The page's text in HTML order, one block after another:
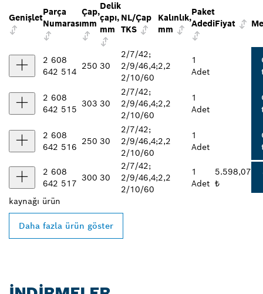
Genişlet
Parça
Numarası
Çap,
mm
Delik
çapı,
mm
NL/Çap
TKS
Kalınlık,
mm
Paket
AdediFiyat
2 608
642 514
250 30
2/7/42;
2/9/46,4;
2/10/60
2,2
1
Adet
2 608
642 515
303 30
2/7/42;
2/9/46,4;
2/10/60
2,2
1
Adet
2 608
642 516
250 30
2/7/42;
2/9/46,4;
2/10/60
2,2
1
Adet
2 608
642 517
300 30
2/7/42;
2/9/46,4;
2/10/60
2,2
1
Adet
5.598,07
₺
kaynağı ürün
Daha fazla ürün göster